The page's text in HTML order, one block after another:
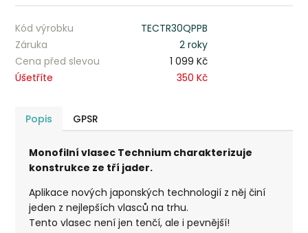
Kód výrobku
TECTR30QPPB
Záruka
2 roky
Cena před slevou
1 099 Kč
Úšetříte
350 Kč
Popis GPSR
Monofilní vlasec Technium charakterizuje
konstrukce ze tří jader.
Aplikace nových japonských technologií z něj činí
jeden z nejlepších vlasců na trhu.
Tento vlasec není jen tenčí, ale i pevnější!